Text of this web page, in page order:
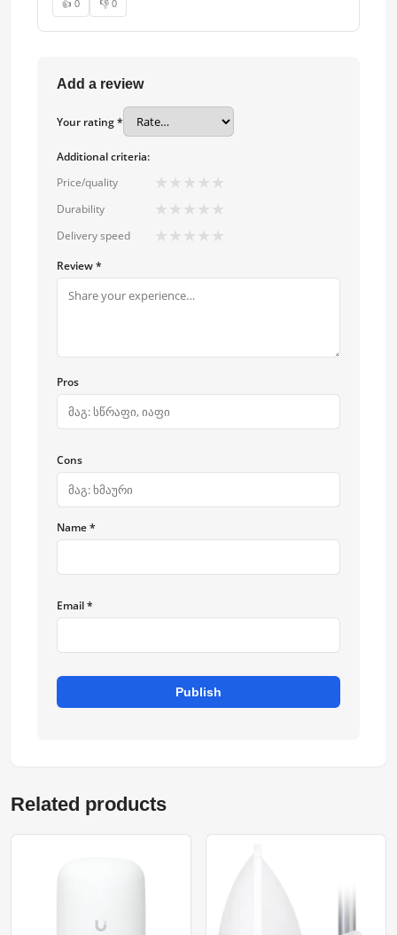
👍 0 👎 0
Add a review
Your rating *
Additional criteria:
Price/quality
★ ★ ★ ★ ★
Durability ★ ★ ★ ★ ★
Delivery speed ★ ★ ★ ★ ★
Review *
Pros
Cons
Name *
Email *
Publish
Related products